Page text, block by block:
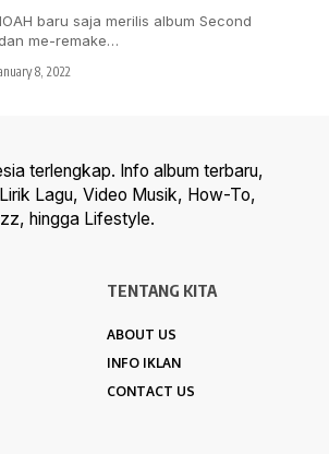
baru saja merilis album Second
me-remake…
8, 2022
terlengkap. Info album terbaru,
Lagu, Video Musik, How-To,
hingga Lifestyle.
TENTANG KITA
ABOUT US
INFO IKLAN
CONTACT US